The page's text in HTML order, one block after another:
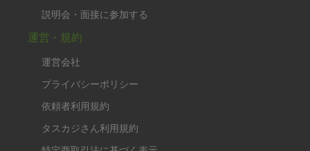
説明会・面接に参加する
運営・規約
運営会社
プライバシーポリシー
依頼者利用規約
タスカジさん利用規約